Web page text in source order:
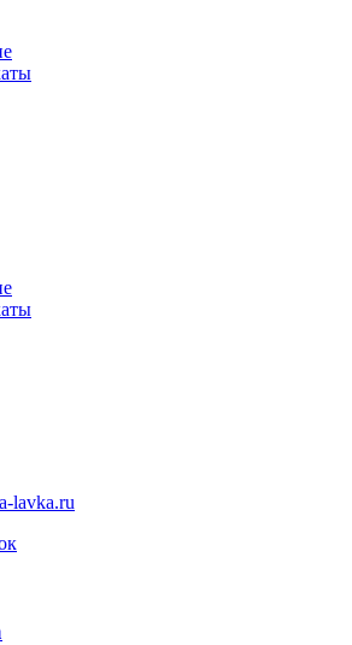
lavka.ru